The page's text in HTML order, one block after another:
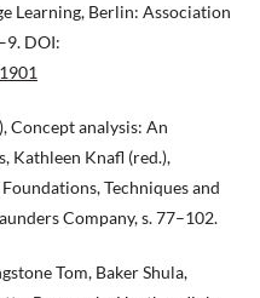
Learning, Berlin: Association
DOI:
Concept analysis: An
Kathleen Knafl (red.),
Techniques and
Company, s. 77–102.
Tom, Baker Shula,